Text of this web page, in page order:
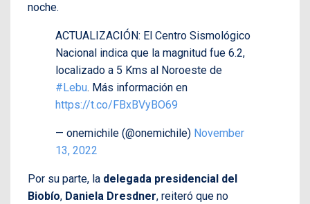
noche.
ACTUALIZACIÓN: El Centro Sismológico
Nacional indica que la magnitud fue 6.2,
localizado a 5 Kms al Noroeste de
#Lebu. Más información en
https://t.co/FBxBVyBO69
— onemichile (@onemichile) November
13, 2022
Por su parte, la delegada presidencial del
Biobío, Daniela Dresdner, reiteró que no